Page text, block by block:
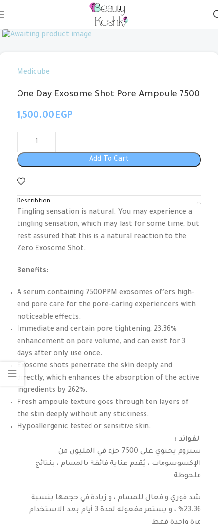
Medicube
One Day Exosome Shot Pore Ampoule 7500
EGP
Add To Cart
Describtion
Tingling sensation is natural. You may experience a
tingling sensation, which may last for some time, but
rest assured that this is a natural reaction to the
Zero Exosome Shot.
Benefits:
A serum containing 7500PPM exosomes offers high-
end pore care for the pore-caring experiencers with
noticeable effects.
Immediate and certain pore tightening, 23.36%
enhancement on pore volume, and can exist for 3
days after only use once.
Exosome shots penetrate the skin deeply and
directly, which enhances the absorption of the active
ingredients by 262%.
Fresh ampoule texture goes through ten layers of
the skin deeply without any stickiness.
Hypoallergenic tested or sensitive skin.
: الفوائد
سيروم يحتوي على 7500 جزء في المليون من
الإكسوسومات ، يُقدم عناية فائقة بالمسام ، بنتائج
ملحوظة
شد فوري و فعال للمسام ، و زيادة في حجمها بنسبة
23.36% ، و يستمر مفعوله لمدة 3 أيام بعد الاستخدام